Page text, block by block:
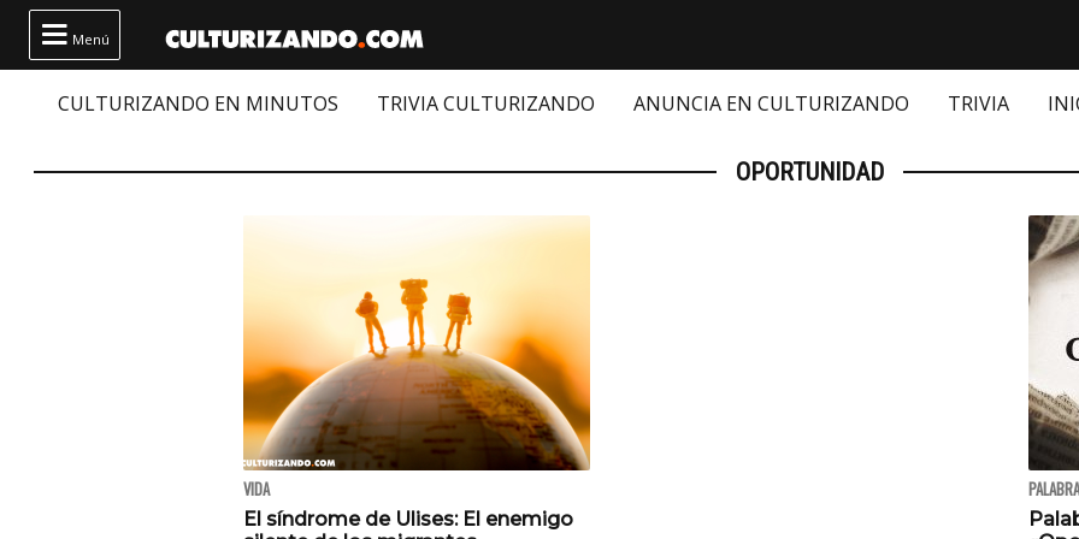
 Menú
CULTURIZANDO EN MINUTOS TRIVIA CULTURIZANDO ANUNCIA EN CULTURIZANDO TRIVIA
OPORTUNIDAD
VIDA
El síndrome de Ulises: El enemigo